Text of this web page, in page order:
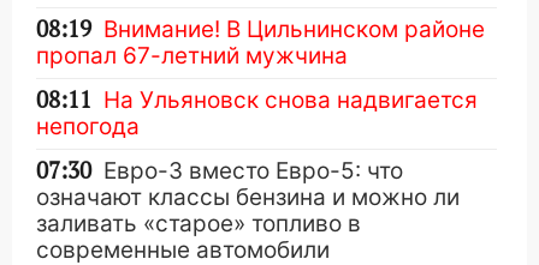
08:19 Внимание! В Цильнинском районе
пропал 67-летний мужчина
08:11 На Ульяновск снова надвигается
непогода
07:30 Евро-3 вместо Евро-5: что
означают классы бензина и можно ли
заливать «старое» топливо в
современные автомобили